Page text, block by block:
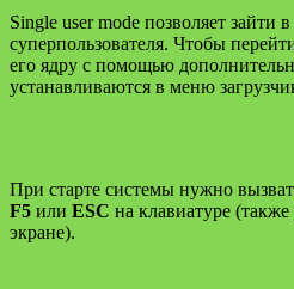
Single user mode позволяет зайти
суперпользователя. Чтобы
его ядру с помощью
устанавливаются в меню
При старте системы нужно
F5 или ESC на клавиатуре (также
экране).